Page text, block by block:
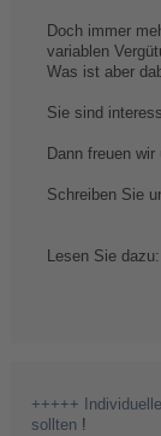
Doch immer
variablen
Was ist aber
Sie sind
Dann freuen
Schreiben Sie
Lesen Sie dazu:
+++++
sollten!